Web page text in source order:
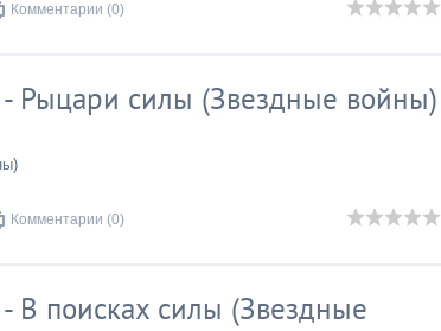
Комментарии (0)
Рыцари силы (Звездные войны)
Комментарии (0)
В поисках силы (Звездные